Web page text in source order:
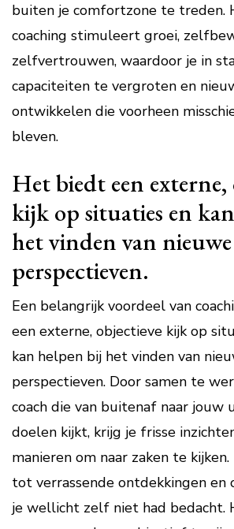
buiten je comfortzone te treden.
coaching stimuleert groei,
zelfvertrouwen, waardoor je in
capaciteiten te vergroten en
ontwikkelen die voorheen
bleven.
Het biedt een externe,
kijk op situaties en
het vinden van nieuwe
perspectieven.
Een belangrijk voordeel van
een externe, objectieve kijk op
kan helpen bij het vinden van
perspectieven. Door samen te
coach die van buitenaf naar jouw
doelen kijkt, krijg je frisse
manieren om naar zaken te
tot verrassende ontdekkingen en
je wellicht zelf niet had bedacht.